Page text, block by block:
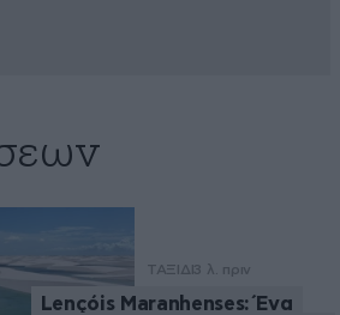
ΤΑΞΙΔΙ3 λ. πριν
Lençóis Maranhenses: Ένα